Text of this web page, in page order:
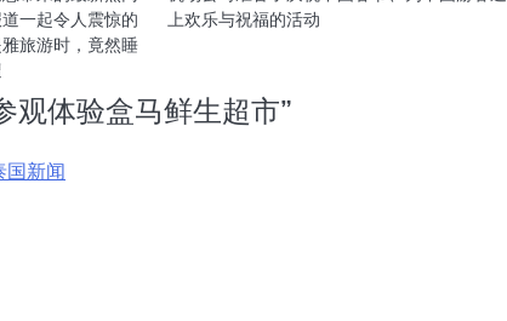
一起令人震惊的
旅游时，竟然睡
上欢乐与祝福的活动
观体验盒马鲜生超市”
国新闻